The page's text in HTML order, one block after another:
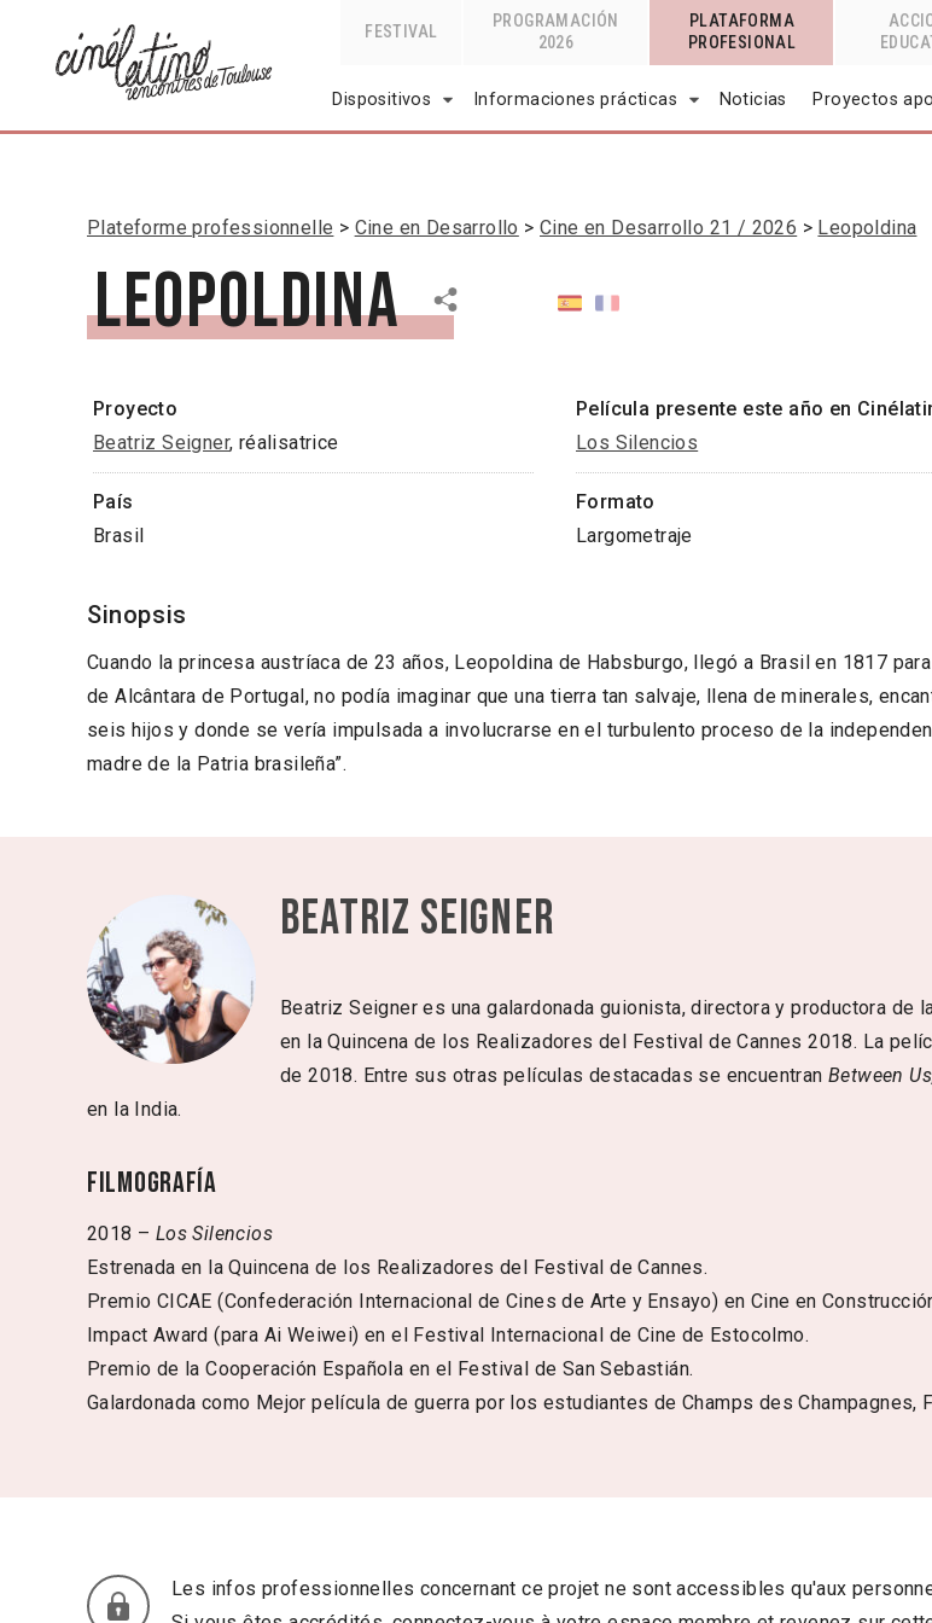
FESTIVAL
PROGRAMACIÓN
2026
PLATAFORMA
PROFESIONAL
Dispositivos Informaciones prácticas Noticias Proyectos
Plateforme professionnelle Cine en Desarrollo Cine en Desarrollo 21 / 2026 Leopoldina
Leopoldina
Proyecto
Beatriz Seigner, réalisatrice
Película presente este año en
Los Silencios
País
Brasil
Formato
Largometraje
Sinopsis
Cuando la princesa austríaca de 23 años, Leopoldina de Habsburgo, llegó a Brasil en 1817
de Alcântara de Portugal, no podía imaginar que una tierra tan salvaje, llena de minerales,
seis hijos y donde se vería impulsada a involucrarse en el turbulento proceso de la
madre de la Patria brasileña”.
Beatriz Seigner
Beatriz Seigner es una galardonada guionista, directora y productora de
en la Quincena de los Realizadores del Festival de Cannes 2018. La
de 2018. Entre sus otras películas destacadas se encuentran Between
en la India.
Filmografía
2018 – Los Silencios
Estrenada en la Quincena de los Realizadores del Festival de Cannes.
Premio CICAE (Confederación Internacional de Cines de Arte y Ensayo) en Cine en
Impact Award (para Ai Weiwei) en el Festival Internacional de Cine de Estocolmo.
Premio de la Cooperación Española en el Festival de San Sebastián.
Galardonada como Mejor película de guerra por los estudiantes de Champs des Champagnes,
Les infos professionnelles concernant ce projet ne sont accessibles qu'aux